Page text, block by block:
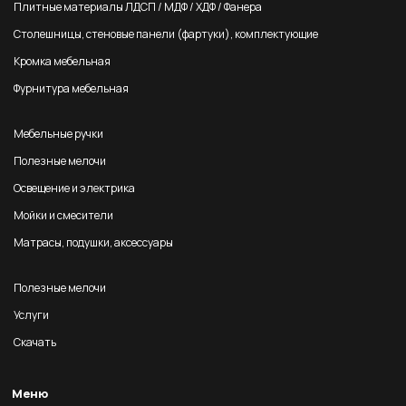
Плитные материалы ЛДСП / МДФ / ХДФ / Фанера
Столешницы, стеновые панели (фартуки), комплектующие
Кромка мебельная
Фурнитура мебельная
Мебельные ручки
Полезные мелочи
Освещение и электрика
Мойки и смесители
Матрасы, подушки, аксессуары
Полезные мелочи
Услуги
Скачать
Меню